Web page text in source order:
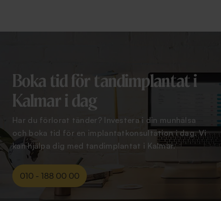
Boka tid för tandimplantat i
Kalmar i dag
Har du förlorat tänder? Investera i din munhälsa
och boka tid för en implantatkonsultation i dag. Vi
kan hjälpa dig med tandimplantat i Kalmar.
010 - 188 00 00